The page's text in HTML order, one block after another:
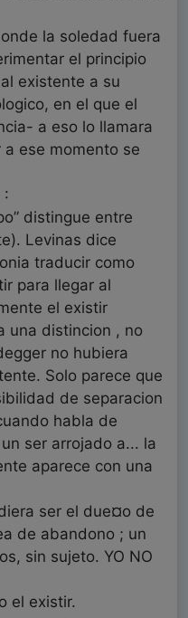
la soledad fuera
el principio
existente a su
en el que el
a eso lo llamara
ese momento se
:
distingue entre
Levinas dice
traducir como
para llegar al
el existir
una distincion , no
no hubiera
Solo parece que
de separacion
habla de
ser arrojado a... la
aparece con una
ser el due¤o de
de abandono ; un
sin sujeto. YO NO
el existir.